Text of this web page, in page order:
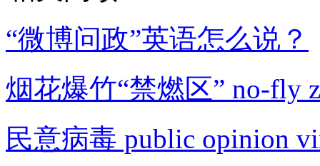
“微博问政”英语怎么说？
烟花爆竹“禁燃区” no-fly
民意病毒 public opinion